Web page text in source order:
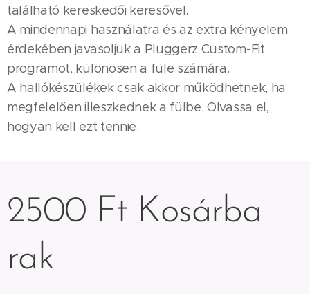
található kereskedői keresővel.
A mindennapi használatra és az extra kényelem
érdekében javasoljuk a Pluggerz Custom-Fit
programot, különösen a füle számára.
A hallókészülékek csak akkor működhetnek, ha
megfelelően illeszkednek a fülbe. Olvassa el,
hogyan kell ezt tennie.
2500 Ft Kosárba
rak